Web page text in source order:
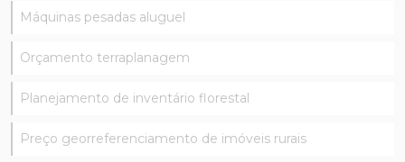
Máquinas pesadas aluguel
Orçamento terraplanagem
Planejamento de inventário florestal
Preço georreferenciamento de imóveis rurais